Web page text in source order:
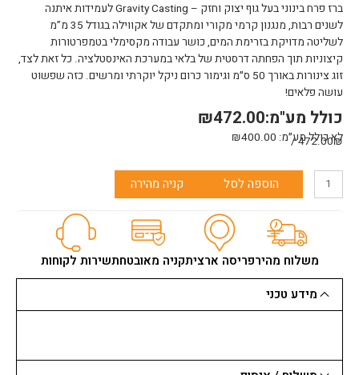
ברז פרח בינוני בעל גוף יצוק וחזק – Gravity Casting לעמידות איתנה
לשנים רבות, מנגנון קרמי מקורי ומתקדם של אקווילה בגודל 35 מ”מ
לשליטה מדויקת בזרימת המים, כושר עבודה מקסימלי בטמפרטורות
קיצוניות תוך הפחתה דרסטית של בלאי במערכת האינסטלציה. כל זאת לצד,
זוג צינורות באורך 50 ס״מ וגימור כרום ניקל יוקרתי ומרשים. כזה שפשוט
עושה פלאים!
₪472.00כולל מע"מ:
לא כולל מע״מ: ₪400.00
472.00₪ /
כמות
בינוני
אקווילה
הוספה לסל קניה מהירה
משלוח מהירפריסה ארציתקניה מאובטחתשירות לקוחות
מידע טכני